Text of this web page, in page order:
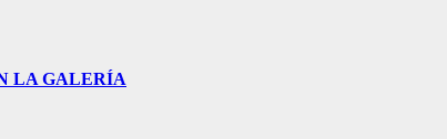
LA GALERÍA